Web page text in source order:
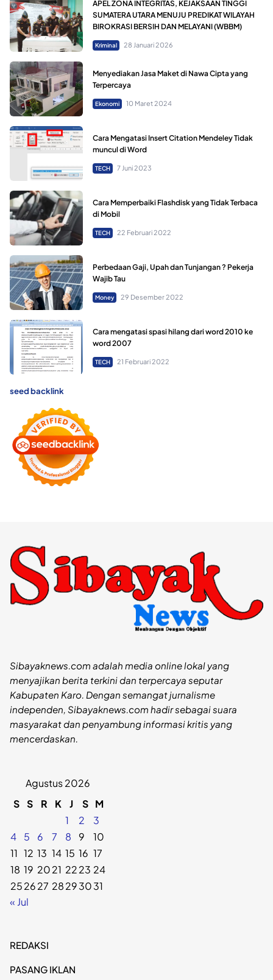
APEL ZONA INTEGRITAS, KEJAKSAAN TINGGI
SUMATERA UTARA MENUJU PREDIKAT WILAYAH
BIROKRASI BERSIH DAN MELAYANI (WBBM)
Kriminal 28 Januari 2026
Menyediakan Jasa Maket di Nawa Cipta yang
Terpercaya
Ekonomi 10 Maret 2024
Cara Mengatasi Insert Citation Mendeley Tidak
muncul di Word
TECH 7 Juni 2023
Cara Memperbaiki Flashdisk yang Tidak Terbaca
di Mobil
TECH 22 Februari 2022
Perbedaan Gaji, Upah dan Tunjangan ? Pekerja
Wajib Tau
Money 29 Desember 2022
Cara mengatasi spasi hilang dari word 2010 ke
word 2007
TECH 21 Februari 2022
seed backlink
Sibayaknews.com adalah media online lokal yang
menyajikan berita terkini dan terpercaya seputar
Kabupaten Karo. Dengan semangat jurnalisme
independen, Sibayaknews.com hadir sebagai suara
masyarakat dan penyambung informasi kritis yang
mencerdaskan.
Agustus 2026
S S R K J S M
1
2
3
4
5 6 7 8 9
10
11 12 13 14 15 16 17
18 19 2021 2223 24
252627 28293031
« Jul
REDAKSI
PASANG IKLAN